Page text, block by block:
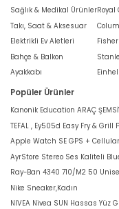
Sağlık & Medikal Ürünler
Takı, Saat & Aksesuar
Elektrikli Ev Aletleri
Bahçe & Balkon
Ayakkabı
Royal
Einhell
Popüler Ürünler
Kanonik Education ARAÇ
TEFAL , Ey505d Easy Fry & Grill
Apple Watch SE GPS +
AyrStore Stereo Ses Kaliteli
Ray-Ban 4340 710/M2 50
Nike Sneaker,Kadın
NIVEA Nivea SUN Hassas Yüz